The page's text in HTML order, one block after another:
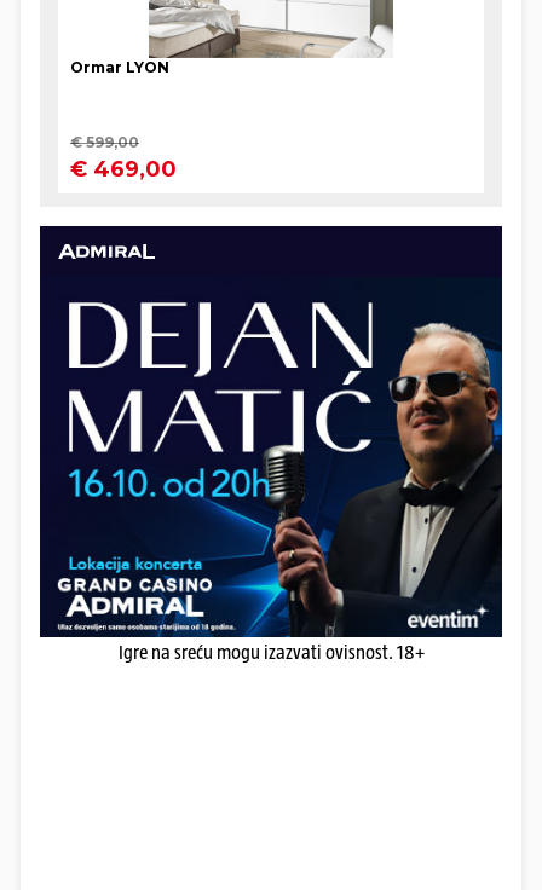
Igre na sreću mogu izazvati ovisnost. 18+